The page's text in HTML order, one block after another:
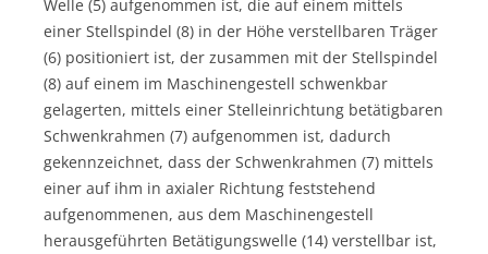
Welle (5) aufgenommen ist, die auf einem mittels
einer Stellspindel (8) in der Höhe verstellbaren Träger
(6) positioniert ist, der zusammen mit der Stellspindel
(8) auf einem im Maschinengestell schwenkbar
gelagerten, mittels einer Stelleinrichtung betätigbaren
Schwenkrahmen (7) aufgenommen ist, dadurch
gekennzeichnet, dass der Schwenkrahmen (7) mittels
einer auf ihm in axialer Richtung feststehend
aufgenommenen, aus dem Maschinengestell
herausgeführten Betätigungswelle (14) verstellbar ist,